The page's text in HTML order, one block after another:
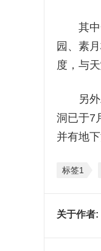
其中一
园、素
度，与
另外二
洞已于7
并有地
标签1
关于作者: